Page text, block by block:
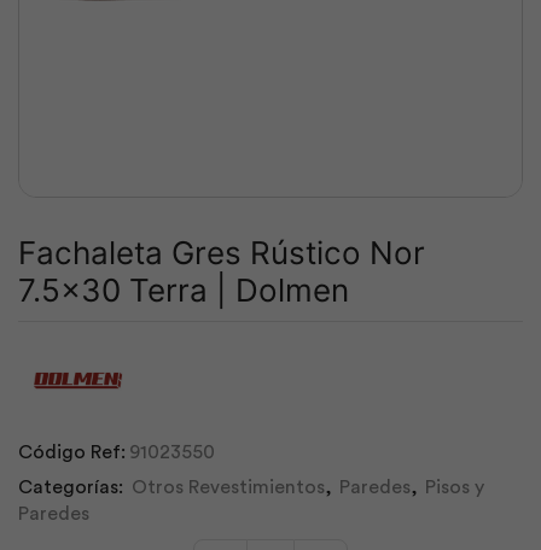
Fachaleta Gres Rústico Nor
7.5×30 Terra | Dolmen
Código Ref: 91023550
Categorías: Otros Revestimientos, Paredes,
Pisos y
Paredes